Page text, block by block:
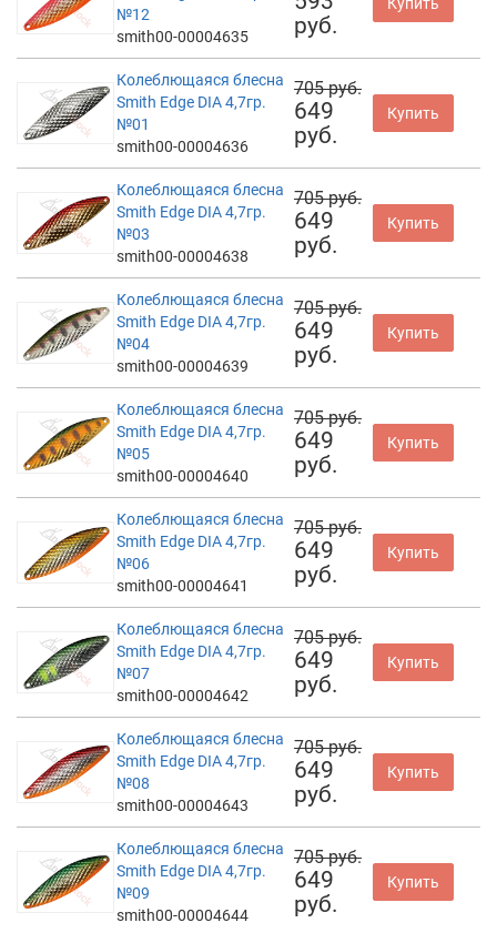
№12
smith00-00004635
руб.
Купить
Колеблющаяся блесна
Smith Edge DIA 4,7гр.
№01
smith00-00004636
705 руб.
649
руб.
Купить
Колеблющаяся блесна
Smith Edge DIA 4,7гр.
№03
smith00-00004638
705 руб.
649
руб.
Купить
Колеблющаяся блесна
Smith Edge DIA 4,7гр.
№04
smith00-00004639
705 руб.
649
руб.
Купить
Колеблющаяся блесна
Smith Edge DIA 4,7гр.
№05
smith00-00004640
705 руб.
649
руб.
Купить
Колеблющаяся блесна
Smith Edge DIA 4,7гр.
№06
smith00-00004641
705 руб.
649
руб.
Купить
Колеблющаяся блесна
Smith Edge DIA 4,7гр.
№07
smith00-00004642
705 руб.
649
руб.
Купить
Колеблющаяся блесна
Smith Edge DIA 4,7гр.
№08
smith00-00004643
705 руб.
649
руб.
Купить
Колеблющаяся блесна
Smith Edge DIA 4,7гр.
№09
smith00-00004644
705 руб.
649
руб.
Купить